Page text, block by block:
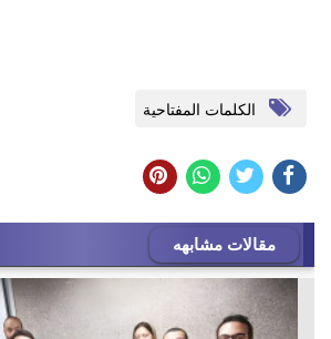
الكلمات المفتاحية
مقالات مشابهه